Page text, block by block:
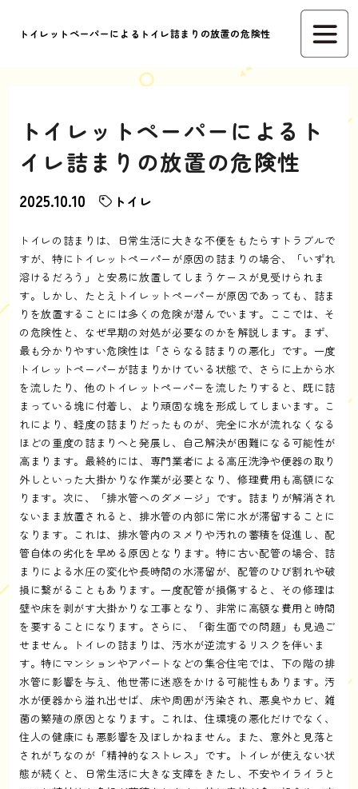
トイレットペーパーによるトイレ詰まりの放置の危険性
トイレットペーパーによるト
イレ詰まりの放置の危険性
2025.10.10 トイレ
トイレの詰まりは、日常生活に大きな不便をもたらすトラブルで
すが、特にトイレットペーパーが原因の詰まりの場合、「いずれ
溶けるだろう」と安易に放置してしまうケースが見受けられま
す。しかし、たとえトイレットペーパーが原因であっても、詰ま
りを放置することには多くの危険が潜んでいます。ここでは、そ
の危険性と、なぜ早期の対処が必要なのかを解説します。まず、
最も分かりやすい危険性は「さらなる詰まりの悪化」です。一度
トイレットペーパーが詰まりかけている状態で、さらに上から水
を流したり、他のトイレットペーパーを流したりすると、既に詰
まっている塊に付着し、より頑固な塊を形成してしまいます。こ
れにより、軽度の詰まりだったものが、完全に水が流れなくなる
ほどの重度の詰まりへと発展し、自己解決が困難になる可能性が
高まります。最終的には、専門業者による高圧洗浄や便器の取り
外しといった大掛かりな作業が必要となり、修理費用も高額にな
ります。次に、「排水管へのダメージ」です。詰まりが解消され
ないまま放置されると、排水管の内部に常に水が滞留することに
なります。これは、排水管内のヌメりや汚れの蓄積を促進し、配
管自体の劣化を早める原因となります。特に古い配管の場合、詰
まりによる水圧の変化や長時間の水滞留が、配管のひび割れや破
損に繋がることもあります。一度配管が損傷すると、その修理は
壁や床を剥がす大掛かりな工事となり、非常に高額な費用と時間
を要することになります。さらに、「衛生面での問題」も見過ご
せません。トイレの詰まりは、汚水が逆流するリスクを伴いま
す。特にマンションやアパートなどの集合住宅では、下の階の排
水管に影響を与え、他世帯に迷惑をかける可能性もあります。汚
水が便器から溢れ出せば、床や周囲が汚染され、悪臭やカビ、雑
菌の繁殖の原因となります。これは、住環境の悪化だけでなく、
住人の健康にも悪影響を及ぼしかねません。また、意外と見落と
されがちなのが「精神的なストレス」です。トイレが使えない状
態が続くと、日常生活に大きな支障をきたし、不安やイライラと